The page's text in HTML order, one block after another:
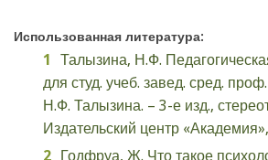
Использованная литература:
Талызина, Н.Ф.
для студ. учеб. завед. сред.
Н.Ф. Талызина. – 3-е изд.,
Издательский центр
Годфруа, Ж. Что такое